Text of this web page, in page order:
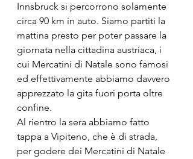
Innsbruck si percorrono solamente
circa 90 km in auto. Siamo partiti la
mattina presto per poter passare la
giornata nella cittadina austriaca, i
cui Mercatini di Natale sono famosi
ed effettivamente abbiamo davvero
apprezzato la gita fuori porta oltre
confine.
Al rientro la sera abbiamo fatto
tappa a Vipiteno, che è di strada,
per godere dei Mercatini di Natale